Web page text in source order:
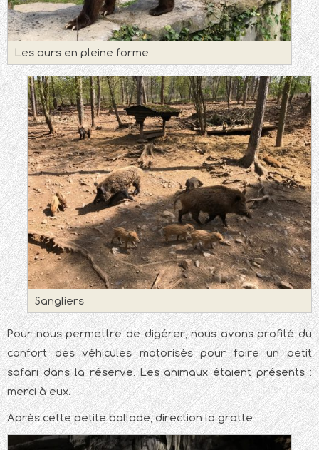
Les ours en pleine forme
Sangliers
Pour nous permettre de digérer, nous avons profité du
confort des véhicules motorisés pour faire un petit
safari dans la réserve. Les animaux étaient présents :
merci à eux.
Après cette petite ballade, direction la grotte.